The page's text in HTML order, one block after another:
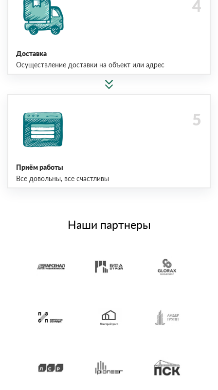
Доставка
Осуществление доставки на объект или адрес
Приём работы
Все довольны, все счастливы
Наши партнеры